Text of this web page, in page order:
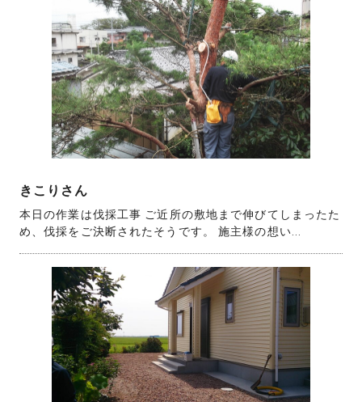
きこりさん
本日の作業は伐採工事 ご近所の敷地まで伸びてしまったた
め、伐採をご決断されたそうです。 施主様の想い...